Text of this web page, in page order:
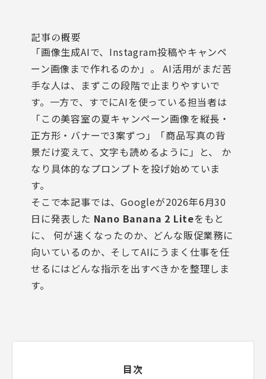
記事の概要
「画像生成AIで、Instagram投稿やキャンペ
ーン画像まで作れるのか」。 AI活用がまだ苦
手な人は、まずこの段階で止まりやすいで
す。一方で、すでにAIを使っている担当者は
「この美容室の夏キャンペーン画像を縦長・
正方形・バナーで3案ずつ」「商品写真の背
景だけ変えて、文字も読めるように」と、 か
なり具体的なプロンプトを投げ始めていま
す。
そこで本記事では、Googleが2026年6月30
日に発表した Nano Banana 2 Liteをもと
に、 何が速くなったのか、どんな販促業務に
向いているのか、そしてAIにうまく仕事を任
せるにはどんな指示を出すべきかを整理しま
す。
目次